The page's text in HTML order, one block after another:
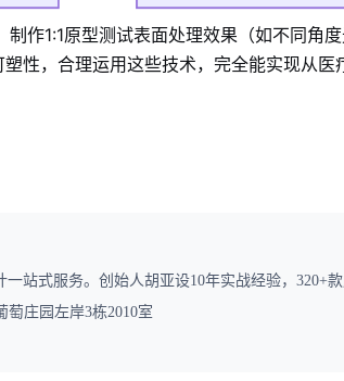
制作1:1原型测试表面处理效果（如不同角
性，合理运用这些技术，完全能实现从
一站式服务。创始人胡亚设10年实战经验，320+款
萄庄园左岸3栋2010室